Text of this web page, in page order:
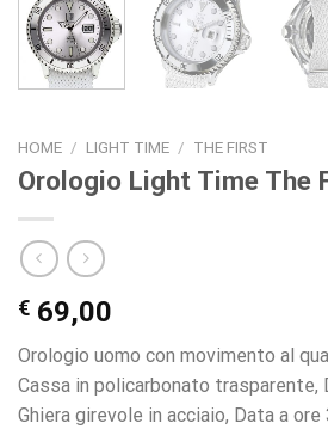
HOME / LIGHT TIME / THE FIRST
Orologio Light Time The
€ 69,00
Orologio uomo con movimento al
Cassa in policarbonato trasparente,
Ghiera girevole in acciaio, Data a ore